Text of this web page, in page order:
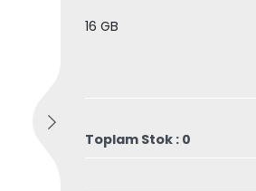
16 GB
Toplam Stok : 0